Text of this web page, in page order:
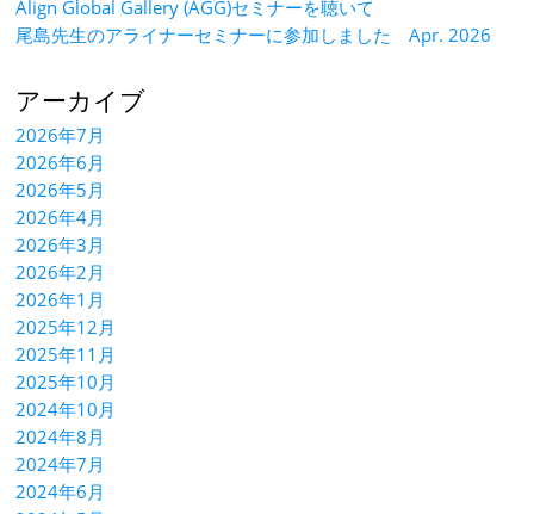
Align Global Gallery (AGG)セミナーを聴いて
尾島先生のアライナーセミナーに参加しました Apr. 2026
アーカイブ
2026年7月
2026年6月
2026年5月
2026年4月
2026年3月
2026年2月
2026年1月
2025年12月
2025年11月
2025年10月
2024年10月
2024年8月
2024年7月
2024年6月